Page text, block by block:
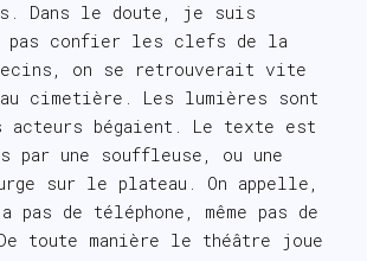
Dans le doute, je suis
pas confier les clefs de la
on se retrouverait vite
au cimetière. Les lumières sont
acteurs bégaient. Le texte est
par une souffleuse, ou une
sur le plateau. On appelle,
de téléphone, même pas de
De toute manière le théâtre joue